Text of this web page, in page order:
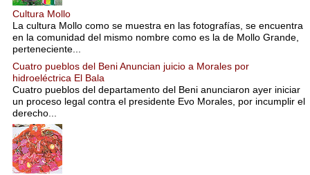
Cultura Mollo
La cultura Mollo como se muestra en las fotografías, se encuentra
en la comunidad del mismo nombre como es la de Mollo Grande,
perteneciente...
Cuatro pueblos del Beni Anuncian juicio a Morales por
hidroeléctrica El Bala
Cuatro pueblos del departamento del Beni anunciaron ayer iniciar
un proceso legal contra el presidente Evo Morales, por incumplir el
derecho...